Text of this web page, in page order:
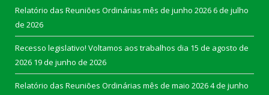
Relatório das Reuniões Ordinárias mês de junho 20266 de julho
de 2026
Recesso legislativo! Voltamos aos trabalhos dia 15 de agosto de
2026 19 de junho de 2026
Relatório das Reuniões Ordinárias mês de maio 20264 de junho